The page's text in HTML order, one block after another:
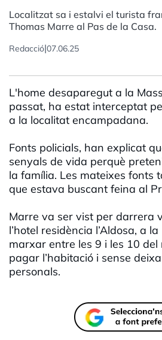
Localitzat sa i estalvi el turista
Thomas Marre al Pas de la Casa.
Redacció|07.06.25
L'home desaparegut a la
passat, ha estat interceptat
a la localitat encampadana.
Fonts policials, han explicat
senyals de vida perquè
la família. Les mateixes fonts
que estava buscant feina al
Marre va ser vist per darrera
l’hotel residència l’Aldosa, a
marxar entre les 9 i les 10 del
pagar l’habitació i sense
personals.